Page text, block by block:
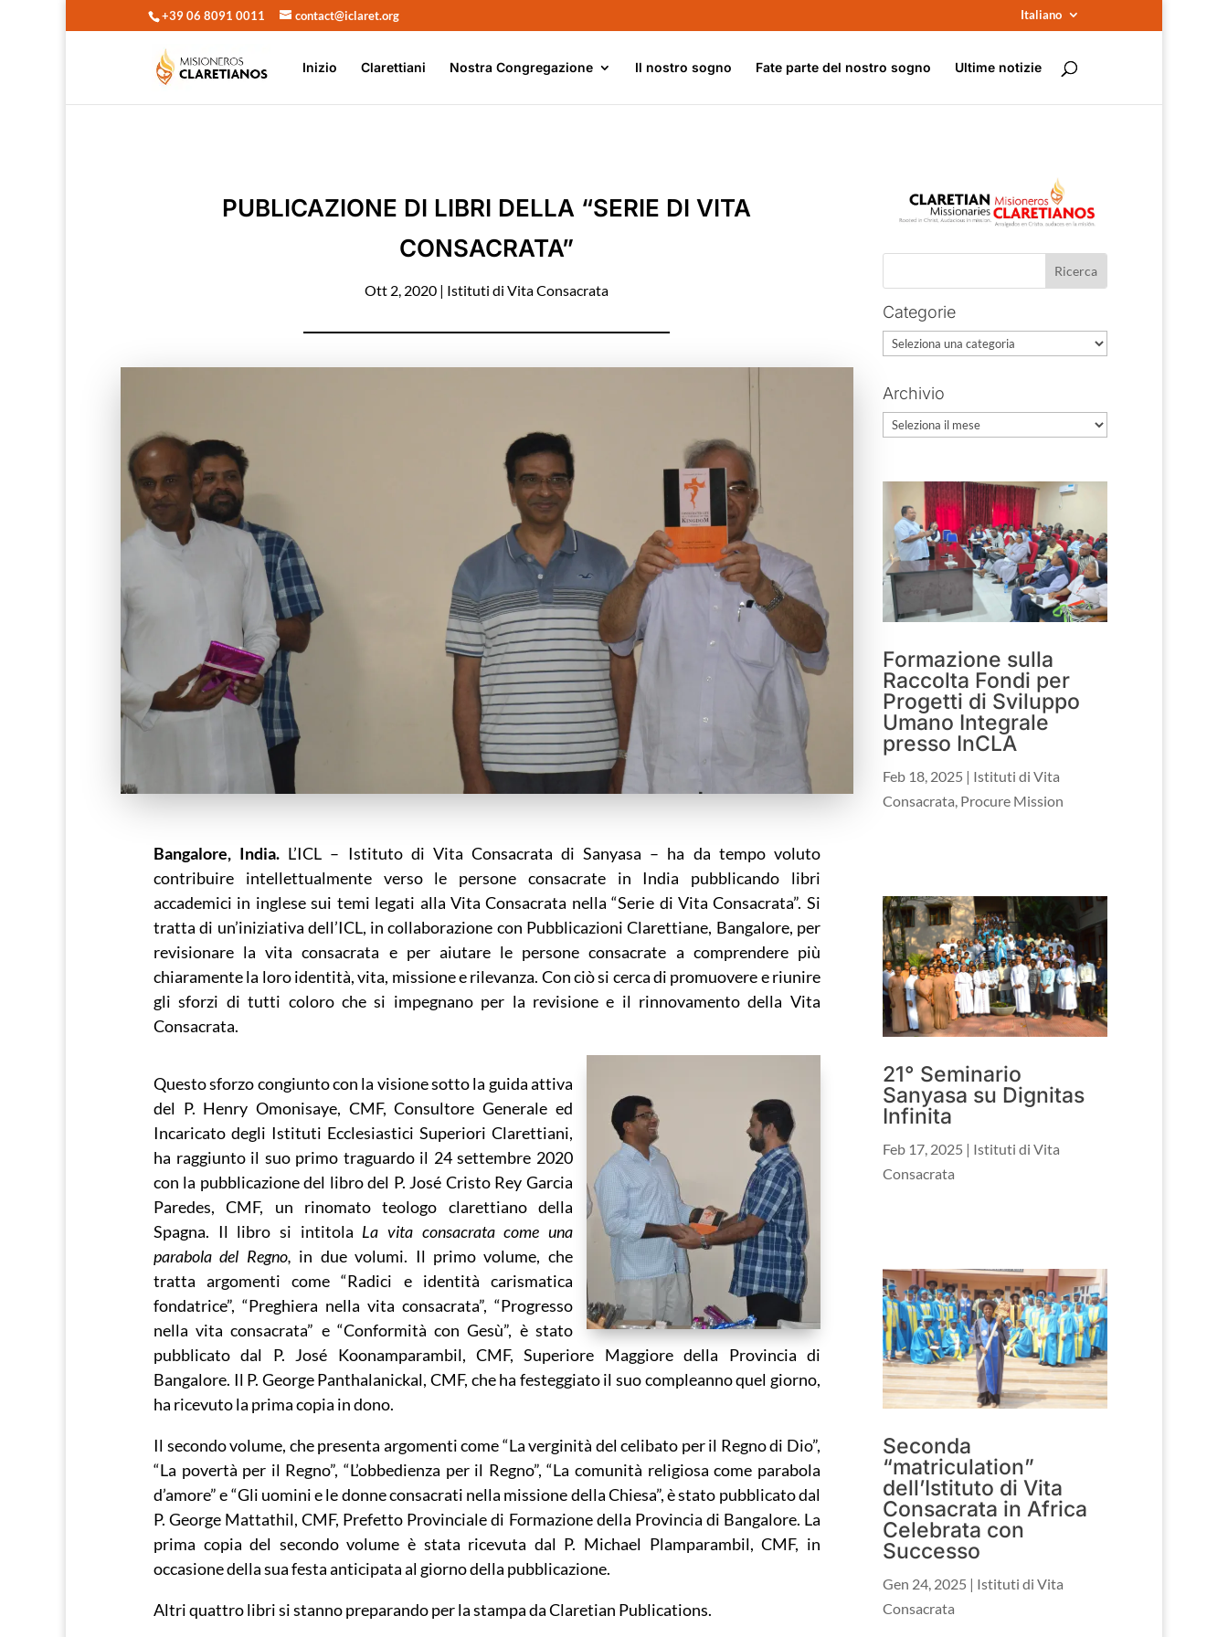
+39 06 8091 0011 contact@iclaret.org Italiano
Inizio Clarettiani Nostra Congregazione Il nostro sogno Fate parte del nostro sogno Ultime notizie
PUBLICAZIONE DI LIBRI DELLA “SERIE DI VITA
CONSACRATA”
Ott 2, 2020 | Istituti di Vita Consacrata
Bangalore, India. L’ICL – Istituto di Vita Consacrata di Sanyasa – ha da tempo voluto
contribuire intellettualmente verso le persone consacrate in India pubblicando libri
accademici in inglese sui temi legati alla Vita Consacrata nella “Serie di Vita Consacrata”. Si
tratta di un’iniziativa dell’ICL, in collaborazione con Pubblicazioni Clarettiane, Bangalore, per
revisionare la vita consacrata e per aiutare le persone consacrate a comprendere più
chiaramente la loro identità, vita, missione e rilevanza. Con ciò si cerca di promuovere e riunire
gli sforzi di tutti coloro che si impegnano per la revisione e il rinnovamento della Vita
Consacrata.
Questo sforzo congiunto con la visione sotto la guida attiva
del P. Henry Omonisaye, CMF, Consultore Generale ed
Incaricato degli Istituti Ecclesiastici Superiori Clarettiani,
ha raggiunto il suo primo traguardo il 24 settembre 2020
con la pubblicazione del libro del P. José Cristo Rey Garcia
Paredes, CMF, un rinomato teologo clarettiano della
Spagna. Il libro si intitola La vita consacrata come una
parabola del Regno, in due volumi. Il primo volume, che
tratta argomenti come “Radici e identità carismatica
fondatrice”, “Preghiera nella vita consacrata”, “Progresso
nella vita consacrata” e “Conformità con Gesù”, è stato
pubblicato dal P. José Koonamparambil, CMF, Superiore Maggiore della Provincia di
Bangalore. Il P. George Panthalanickal, CMF, che ha festeggiato il suo compleanno quel giorno,
ha ricevuto la prima copia in dono.
Il secondo volume, che presenta argomenti come “La verginità del celibato per il Regno di Dio”,
“La povertà per il Regno”, “L’obbedienza per il Regno”, “La comunità religiosa come parabola
d’amore” e “Gli uomini e le donne consacrati nella missione della Chiesa”, è stato pubblicato dal
P. George Mattathil, CMF, Prefetto Provinciale di Formazione della Provincia di Bangalore. La
prima copia del secondo volume è stata ricevuta dal P. Michael Plamparambil, CMF, in
occasione della sua festa anticipata al giorno della pubblicazione.
Altri quattro libri si stanno preparando per la stampa da Claretian Publications.
Categorie
Categorie
Archivio
Archivio
Formazione sulla
Raccolta Fondi per
Progetti di Sviluppo
Umano Integrale
presso InCLA
Feb 18, 2025 | Istituti di Vita
Consacrata, Procure Mission
21° Seminario
Sanyasa su Dignitas
Infinita
Feb 17, 2025 | Istituti di Vita
Consacrata
Seconda
“matriculation”
dell’Istituto di Vita
Consacrata in Africa
Celebrata con
Successo
Gen 24, 2025 | Istituti di Vita
Consacrata